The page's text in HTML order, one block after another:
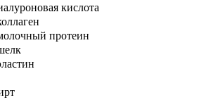
кислота
протеин